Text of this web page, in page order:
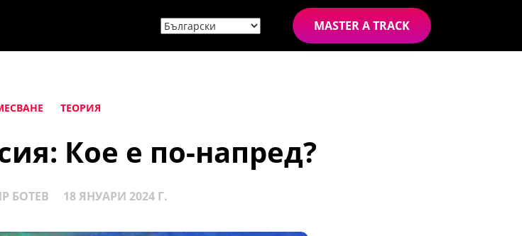
MASTER A TRACK
ТЕОРИЯ
Кое е по-напред?
БОТЕВ 18 ЯНУАРИ 2024 Г.